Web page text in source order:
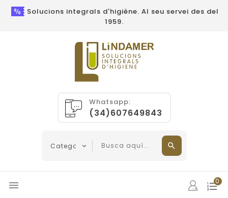
Solucions integrals d'higiène. Al seu servei des del
1959.
Whatsapp:
(34)607649843
 0